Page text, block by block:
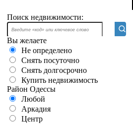
Поиск недвижимости:
Вы желаете
Не определено
Снять посуточно
Снять долгосрочно
Купить недвижимость
Район Одессы
Любой
Аркадия
Центр